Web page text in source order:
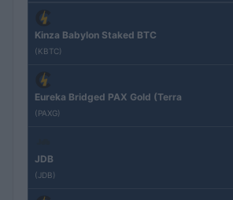
Kinza Babylon Staked BTC
(KBTC)
Eureka Bridged PAX Gold (Terra
(PAXG)
JDB
(JDB)